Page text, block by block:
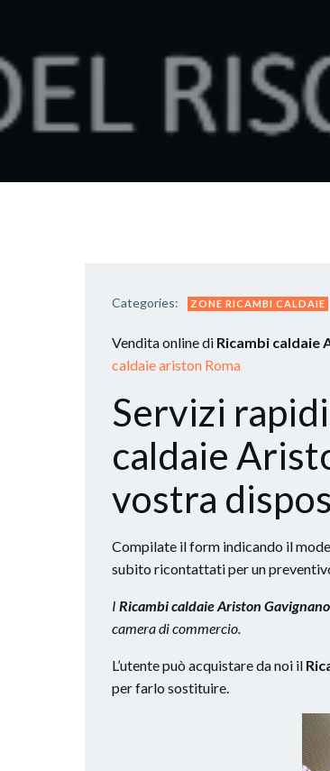
Categories: ZONE RICAMBI CALDAIE
Vendita online di Ricambi caldaie
caldaie ariston Roma
Servizi
caldaie
vostra
Compilate il form indicando il
subito ricontattati per un
I Ricambi caldaie Ariston Gavignano
camera di commercio.
L’utente può acquistare da noi il
per farlo sostituire.